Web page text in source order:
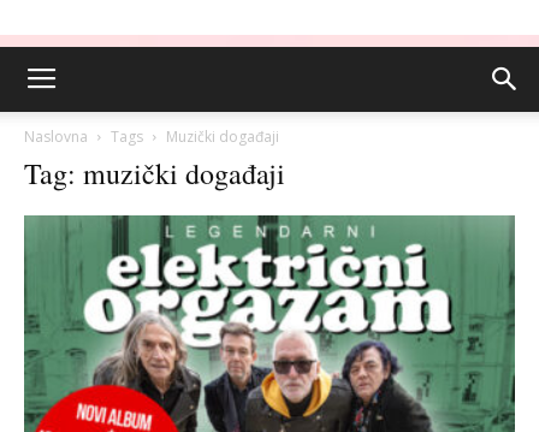
Naslovna Tags Muzički događaji
Tag: muzički događaji